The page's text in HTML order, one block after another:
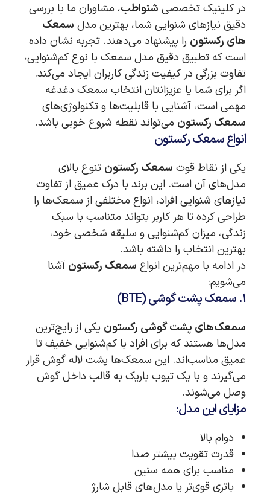
در کلینیک تخصصی شنواطب، مشاوران ما با بررسی
دقیق نیازهای شنوایی شما، بهترین مدل سمعک
های رکستون را پیشنهاد می‌دهند. تجربه نشان داده
است که تطبیق دقیق مدل سمعک با نوع کم‌شنوایی،
تفاوت بزرگی در کیفیت زندگی کاربران ایجاد می‌کند.
اگر برای شما یا عزیزانتان انتخاب سمعک دغدغه
مهمی است، آشنایی با قابلیت‌ها و تکنولوژی‌های
سمعک رکستون می‌تواند نقطه شروع خوبی باشد.
انواع سمعک رکستون
یکی از نقاط قوت سمعک رکستون تنوع بالای
مدل‌های آن است. این برند با درک عمیق از تفاوت
نیازهای شنوایی افراد، انواع مختلفی از سمعک‌ها را
طراحی کرده تا هر کاربر بتواند متناسب با سبک
زندگی، میزان کم‌شنوایی و سلیقه شخصی خود،
بهترین انتخاب را داشته باشد.
در ادامه با مهم‌ترین انواع سمعک رکستون آشنا
می‌شویم:
۱. سمعک پشت گوشی (BTE)
سمعک‌های پشت گوشی رکستون یکی از رایج‌ترین
مدل‌ها هستند که برای افراد با کم‌شنوایی خفیف تا
عمیق مناسب‌اند. این سمعک‌ها پشت لاله گوش قرار
می‌گیرند و با یک تیوب باریک به قالب داخل گوش
وصل می‌شوند.
مزایای این مدل:
دوام بالا
قدرت تقویت بیشتر صدا
مناسب برای همه سنین
باتری قوی‌تر یا مدل‌های قابل شارژ